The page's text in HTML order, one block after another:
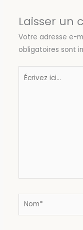
Laisser un
Votre adresse e-
obligatoires sont
Écrivez
Nom*